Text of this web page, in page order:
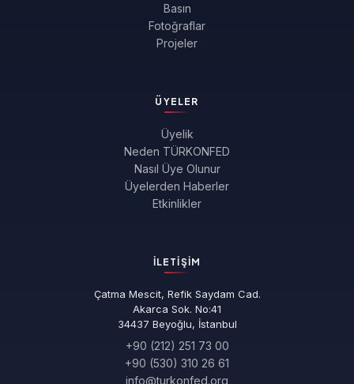
Basın
Fotoğraflar
Projeler
ÜYELER
Üyelik
Neden TÜRKONFED
Nasıl Üye Olunur
Üyelerden Haberler
Etkinlikler
İLETIŞIM
Çatma Mescit, Refik Saydam Cad.
Akarca Sok. No:41
34437 Beyoğlu, İstanbul
+90 (212) 251 73 00
+90 (530) 310 26 61
info@turkonfed.org